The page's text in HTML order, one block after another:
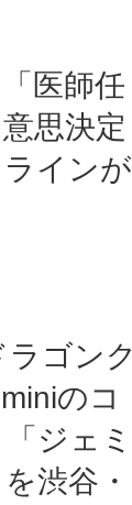
医師任
思決定
インが
ゴンク
のコ
ジェミ
渋谷・